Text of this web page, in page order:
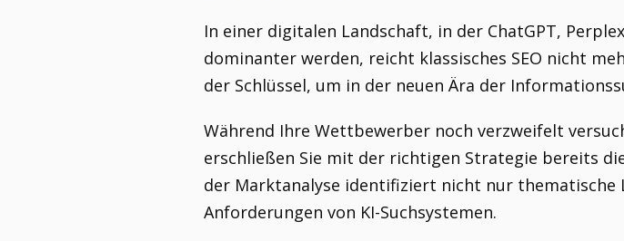
In einer digitalen Landschaft, in der ChatGPT,
dominanter werden, reicht klassisches SEO nicht
der Schlüssel, um in der neuen Ära der
Während Ihre Wettbewerber noch verzweifelt
erschließen Sie mit der richtigen Strategie bereits
der Marktanalyse identifiziert nicht nur thematische
Anforderungen von KI-Suchsystemen.